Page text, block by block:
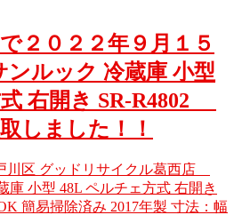
２０２２年９月１５
ルック 冷蔵庫 小型
右開き SR-R4802
しました！！
川区 グッドリサイクル葛西店
庫 小型 48L ペルチェ方式 右開き
簡易掃除済み 2017年製 寸法：幅